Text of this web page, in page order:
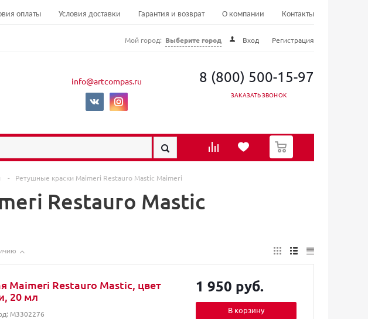
оплаты Условия доставки Гарантия и возврат О компании Контакты
Мой город: Выберите город Вход Регистрация
info@artcompas.ru 8 (800) 500-15-97
ЗАКАЗАТЬ ЗВОНОК
0
- Ретушные краски Maimeri Restauro Mastic Maimeri
Restauro Mastic
Maimeri Restauro Mastic, цвет
20 мл
M3302276
1 950 руб.
В корзину